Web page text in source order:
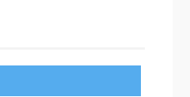
para alcanzar 3